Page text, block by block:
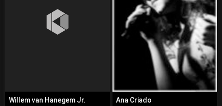
Willem van Hanegem Jr. Ana Criado